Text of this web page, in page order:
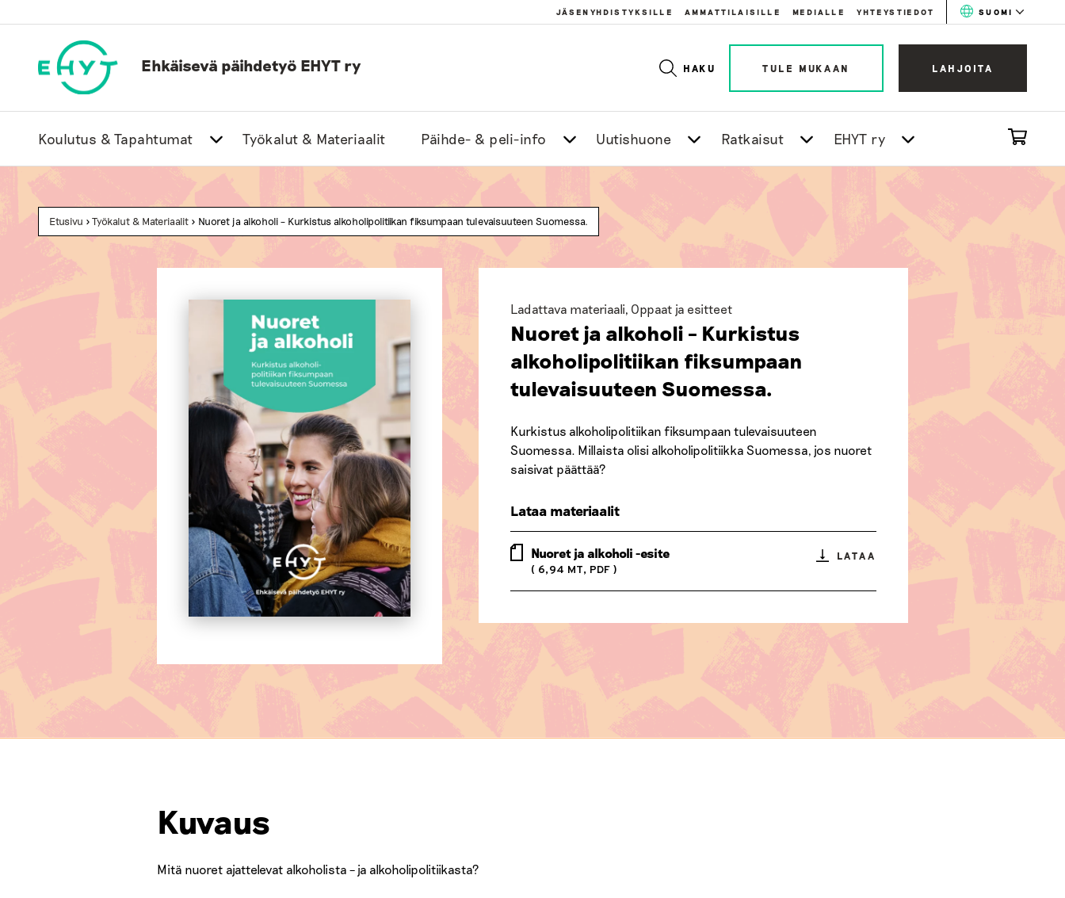
to
JÄSENYHDISTYKSILLE AMMATTILAISILLE MEDIALLE YHTEYSTIEDOT SUOMI
Ehkäisevä päihdetyö EHYT ry HAKU TULE MUKAAN LAHJOITA
Koulutus & Tapahtumat Työkalut & Materiaalit Päihde- & peli-info Uutishuone Ratkaisut EHYT ry
Etusivu >Työkalut & Materiaalit > Nuoret ja alkoholi – Kurkistus alkoholipolitiikan fiksumpaan tulevaisuuteen Suomessa.
Ladattava materiaali, Oppaat ja esitteet
Nuoret ja alkoholi – Kurkistus
alkoholipolitiikan fiksumpaan
tulevaisuuteen Suomessa.
Kurkistus alkoholipolitiikan fiksumpaan tulevaisuuteen
Suomessa. Millaista olisi alkoholipolitiikka Suomessa, jos nuoret
saisivat päättää?
Lataa materiaalit
Nuoret ja alkoholi -esite
( 6,94 MT, PDF )
LATAA
Kuvaus
Mitä nuoret ajattelevat alkoholista – ja alkoholipolitiikasta?